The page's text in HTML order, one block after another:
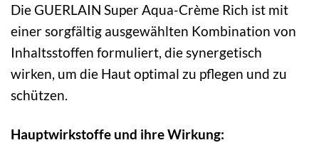
Die GUERLAIN Super Aqua-Crème Rich ist mit
einer sorgfältig ausgewählten Kombination von
Inhaltsstoffen formuliert, die synergetisch
wirken, um die Haut optimal zu pflegen und zu
schützen.
Hauptwirkstoffe und ihre Wirkung: